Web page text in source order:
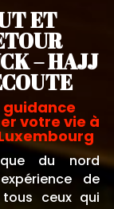
ET
– HAJJ
guidance
votre vie à
du nord
de
ceux qui